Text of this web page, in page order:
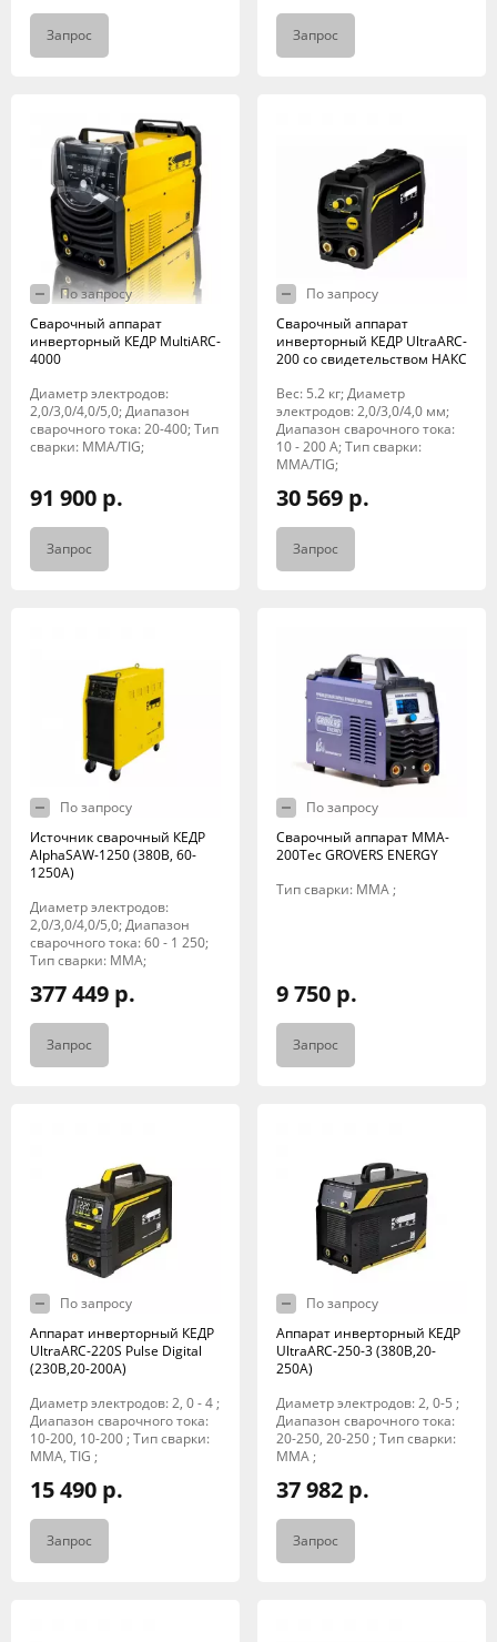
Запрос Запрос
По запросу
Сварочный аппарат
инверторный КЕДР MultiARC-
4000
Диаметр электродов:
2,0/3,0/4,0/5,0; Диапазон
сварочного тока: 20-400; Тип
сварки: MMA/TIG;
91 900 р.
Запрос
По запросу
Сварочный аппарат
инверторный КЕДР UltraARC-
200 со свидетельством НАКС
Вес: 5.2 кг; Диаметр
электродов: 2,0/3,0/4,0 мм;
Диапазон сварочного тока:
10 - 200 А; Тип сварки:
MMA/TIG;
30 569 р.
Запрос
По запросу
Источник сварочный КЕДР
AlphaSAW-1250 (380В, 60-
1250А)
Диаметр электродов:
2,0/3,0/4,0/5,0; Диапазон
сварочного тока: 60 - 1 250;
Тип сварки: MMA;
377 449 р.
Запрос
По запросу
Сварочный аппарат MMA-
200Tec GROVERS ENERGY
Тип сварки: MMA ;
9 750 р.
Запрос
По запросу
Аппарат инверторный КЕДР
UltraARC-220S Pulse Digital
(230В,20-200А)
Диаметр электродов: 2, 0 - 4 ;
Диапазон сварочного тока:
10-200, 10-200 ; Тип сварки:
MMA, TIG ;
15 490 р.
Запрос
По запросу
Аппарат инверторный КЕДР
UltraARC-250-3 (380В,20-
250А)
Диаметр электродов: 2, 0-5 ;
Диапазон сварочного тока:
20-250, 20-250 ; Тип сварки:
MMA ;
37 982 р.
Запрос